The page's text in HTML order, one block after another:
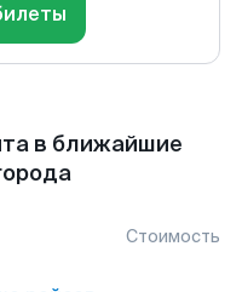
в ближайшие
Стоимость